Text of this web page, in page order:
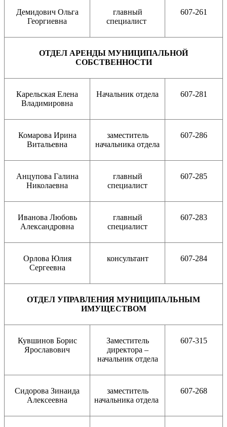
Демидович Ольга
Георгиевна
главный
специалист
607-261
ОТДЕЛ АРЕНДЫ МУНИЦИПАЛЬНОЙ
СОБСТВЕННОСТИ
Карельская Елена
Владимировна
Начальник отдела 607-281
Комарова Ирина
Витальевна
заместитель
начальника отдела
607-286
Анцупова Галина
Николаевна
главный
специалист
607-285
Иванова Любовь
Александровна
главный
специалист
607-283
Орлова Юлия
Сергеевна
консультант 607-284
ОТДЕЛ УПРАВЛЕНИЯ МУНИЦИПАЛЬНЫМ
ИМУЩЕСТВОМ
Кувшинов Борис
Ярославович
Заместитель
директора –
начальник отдела
607-315
Сидорова Зинаида
Алексеевна
заместитель
начальника отдела
607-268